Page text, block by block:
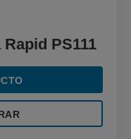
PS111